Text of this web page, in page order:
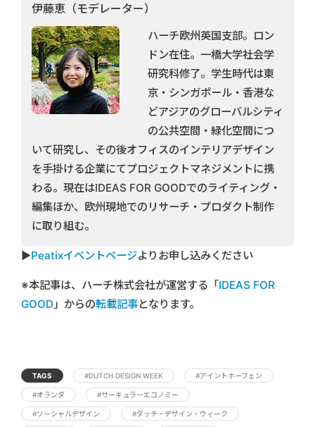
伊藤恵（モデレーター）
ハーチ欧州英国支部。ロン
ドン在住。一橋大学社会学
研究科修了。学生時代は東
京・シンガポール・香港な
どアジアのグローバルシティ
の公共空間・緑化空間につ
いて研究し、その後オフィスのインテリアデザイン
を手掛ける企業にてプロジェクトマネジメントに携
わる。現在はIDEAS FOR GOODでのライティング・
編集ほか、欧州現地でのリサーチ・プロダクト制作
に取り組む。
▶︎Peatixイベントページよりお申し込みください
※本記事は、ハーチ株式会社が運営する「IDEAS FOR
GOOD」からの転載記事となります。
TAGS #DUTCH DESIGN WEEK #アイントホーフェン
#オランダ #サーキュラーエコノミー
#ソーシャルデザイン #ダッチ・デザイン・ウィーク